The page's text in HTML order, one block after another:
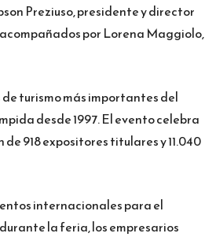
Preziuso, presidente y director
por Lorena Maggiolo,
turismo más importantes del
desde 1997. El evento celebra
918 expositores titulares y 11.040
internacionales para el
la feria, los empresarios